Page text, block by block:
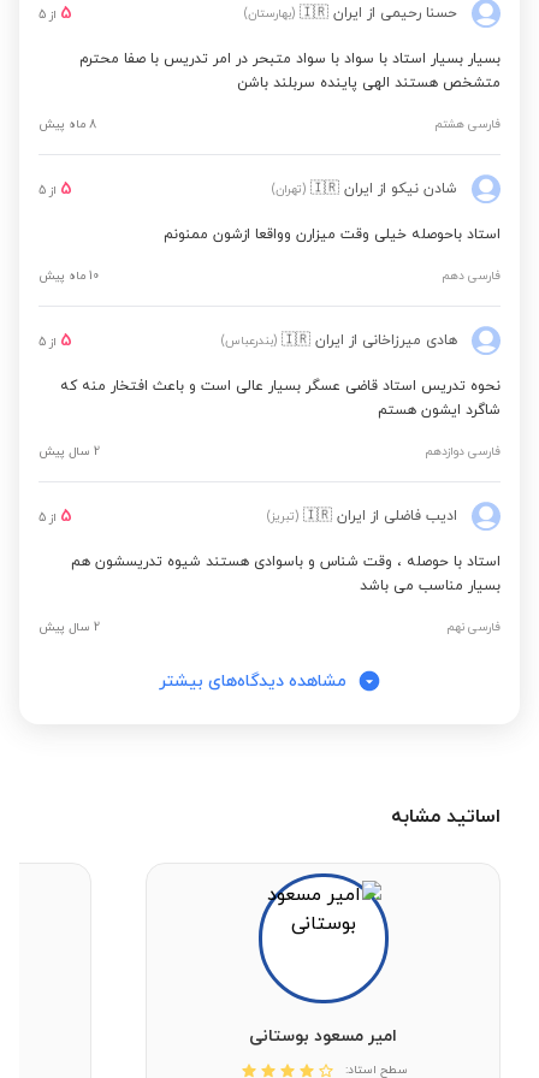
حسنا رحیمی از ایران 🇮🇷 (بهارستان) 5 از 5
بسیار بسیار استاد با سواد با سواد متبحر در امر تدریس با صفا محترم
متشخص هستند الهی پاینده سربلند باشن
فارسی هشتم 8 ماه پیش
شادن نیکو از ایران 🇮🇷 (تهران) 5 از 5
استاد باحوصله خیلی وقت میزارن وواقعا ازشون ممنونم
فارسی دهم 10 ماه پیش
هادی میرزاخانی از ایران 🇮🇷 (بندرعباس) 5 از 5
نحوه تدریس استاد قاضی عسگر بسیار عالی است و باعث افتخار منه که
شاگرد ایشون هستم
فارسی دوازدهم 2 سال پیش
ادیب فاضلی از ایران 🇮🇷 (تبریز) 5 از 5
استاد با حوصله ، وقت شناس و باسوادی هستند شیوه تدریسشون هم
بسیار مناسب می باشد
فارسی نهم 2 سال پیش
مشاهده دیدگاه‌های بیشتر
اساتید مشابه
امیر مسعود بوستانی
سطح استاد: